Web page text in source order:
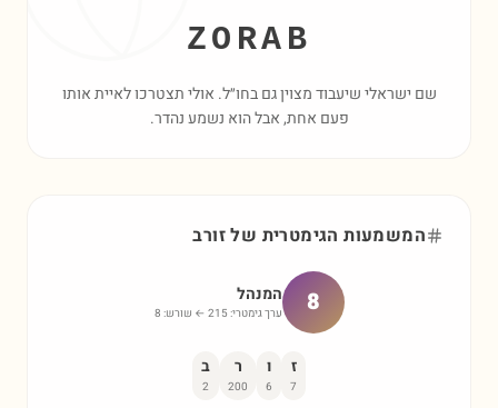
ZORAB
שם ישראלי שיעבוד מצוין גם בחו״ל. אולי תצטרכו לאיית אותו
פעם אחת, אבל הוא נשמע נהדר.
המשמעות הגימטרית שלזורב
8 המנהל
ערך גימטרי: 215 ← שורש: 8
ז
7
ו
6
ר
200
ב
2